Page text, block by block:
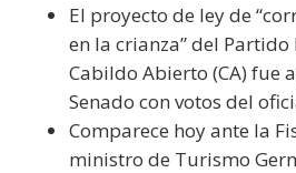
El proyecto de ley de
en la crianza” del Partido
Cabildo Abierto (CA) fue
Senado con votos del
Comparece hoy ante la
ministro de Turismo